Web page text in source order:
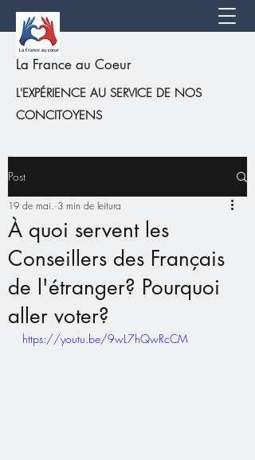
La France au Coeur
L'EXPÉRIENCE AU SERVICE DE NOS
CONCITOYENS
Post
À quoi servent les
Conseillers des Français
de l'étranger? Pourquoi
aller voter?
19 de mai. 3 min de leitura
https://youtu.be/9wL7hQwRcCM